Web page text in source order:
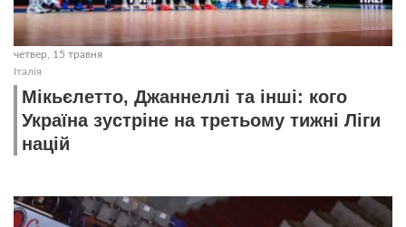
четвер, 15 травня
Італія
Мікьєлетто, Джаннеллі та інші: кого
Україна зустріне на третьому тижні Ліги
націй